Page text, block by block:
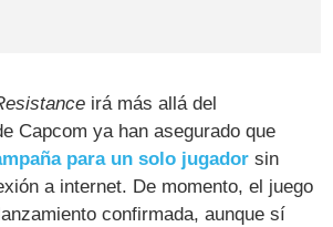
irá más allá del
Capcom ya han asegurado que
para un solo jugador sin
a internet. De momento, el juego
confirmada, aunque sí